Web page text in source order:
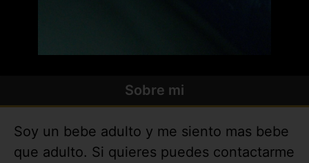
Sobre mi
Soy un bebe adulto y me siento mas bebe
que adulto. Si quieres puedes contactarme